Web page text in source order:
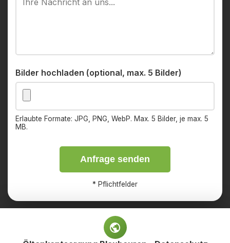
Bilder hochladen (optional, max. 5 Bilder)
Erlaubte Formate: JPG, PNG, WebP. Max. 5 Bilder, je max. 5
MB.
Anfrage senden
* Pflichtfelder